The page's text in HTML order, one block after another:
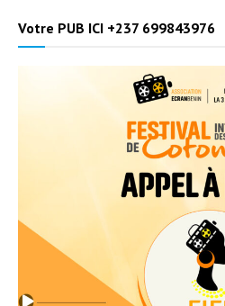
Votre PUB ICI +237 699843976